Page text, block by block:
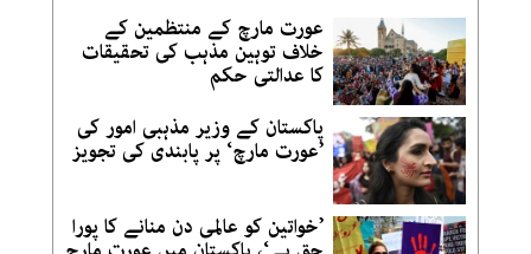
عورت مارچ کے منتظمین کے
خلاف توہین مذہب کی تحقیقات
کا عدالتی حکم
پاکستان کے وزیر مذہبی امور کی
’عورت مارچ‘ پر پابندی کی تجویز
’خواتین کو عالمی دن منانے کا پورا